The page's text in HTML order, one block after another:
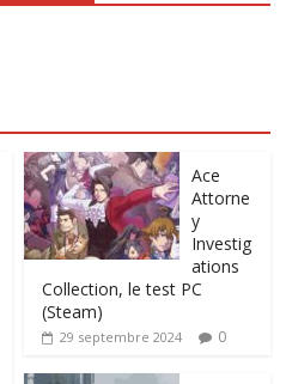
Ace
Attorne
y
Investig
ations
Collection, le test PC
(Steam)
29 septembre 2024 0